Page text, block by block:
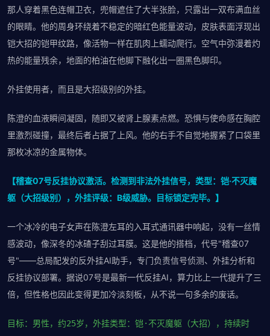
那人穿着黑色连帽卫衣，兜帽遮住了大半张脸，只露出一双布满血丝
的眼睛。他的周身环绕着不稳定的暗红色能量波动，皮肤表面浮现出
铠大招的铠甲纹路，像活物一样在肌肉上蠕动爬行。空气中弥漫着灼
热的能量残余，地面的柏油在他脚下融化出一圈黑色脚印。
外挂使用者，而且是大招级别的外挂。
陈澄的血液瞬间凝固，随即又被肾上腺素点燃。恐惧与使命感在胸腔
里激烈碰撞，最终后者占据了上风。他的右手不自觉地握紧了口袋里
那枚冰凉的金属物体。
【稽查07号反挂协议激活。检测到非法外挂信号，类型：铠·不灭魔
躯（大招级别），外挂评级：B级威胁。目标锁定完毕。】
一个冰冷的电子女声在陈澄左耳的入耳式通讯器中响起，没有一丝情
感波动，像深冬的冰碴子刮过耳膜。这是他的搭档，代号"稽查07
号"——总局配发的反外挂AI助手，专门负责信号侦测、外挂分析和
反挂协议部署。据说07号是最新一代反挂AI，算力比上一代提升了三
倍，但性格也因此变得更加冷淡刻板，从不说一句多余的废话。
目标：男性，约25岁，外挂类型：铠·不灭魔躯（大招），持续时